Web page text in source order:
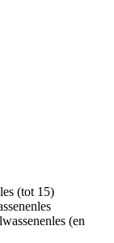
(tot 15)
(en